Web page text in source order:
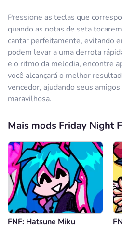
Pressione as teclas que
quando as notas de seta
cantar perfeitamente, evitando
podem levar a uma derrota
e o ritmo da melodia, encontre
você alcançará o melhor
vencedor, ajudando seus
maravilhosa.
Mais mods Friday Night
FNF: Hatsune Miku